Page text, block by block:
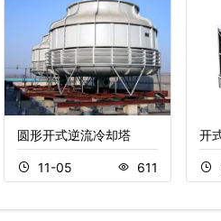
圆形开式逆流冷却塔
11-05 611
开